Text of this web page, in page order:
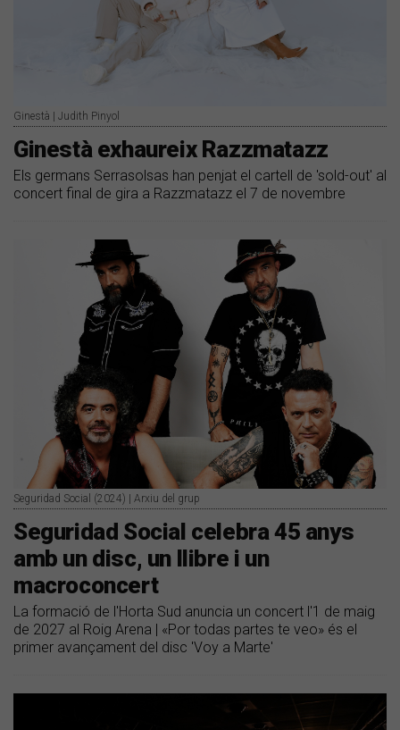
Ginestà | Judith Pinyol
Ginestà exhaureix Razzmatazz
Els germans Serrasolsas han penjat el cartell de 'sold-out' al
concert final de gira a Razzmatazz el 7 de novembre
Seguridad Social (2024) | Arxiu del grup
Seguridad Social celebra 45 anys
amb un disc, un llibre i un
macroconcert
La formació de l'Horta Sud anuncia un concert l'1 de maig
de 2027 al Roig Arena | «Por todas partes te veo» és el
primer avançament del disc 'Voy a Marte'